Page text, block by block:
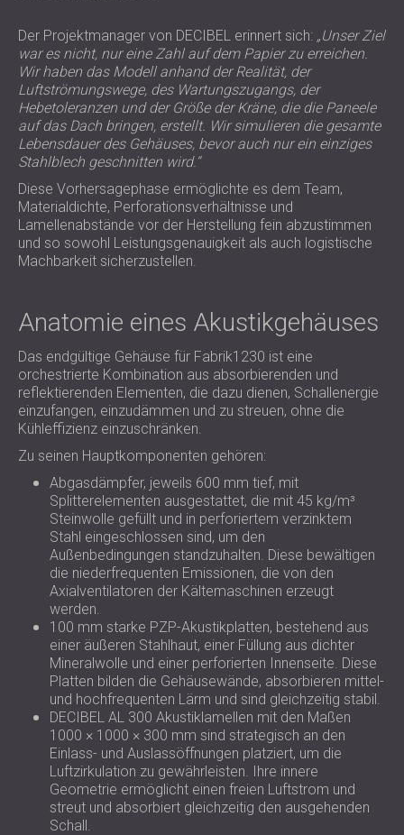
Der Projektmanager von DECIBEL erinnert sich: „Unser Ziel
war es nicht, nur eine Zahl auf dem Papier zu erreichen.
Wir haben das Modell anhand der Realität, der
Luftströmungswege, des Wartungszugangs, der
Hebetoleranzen und der Größe der Kräne, die die Paneele
auf das Dach bringen, erstellt. Wir simulieren die gesamte
Lebensdauer des Gehäuses, bevor auch nur ein einziges
Stahlblech geschnitten wird.“
Diese Vorhersagephase ermöglichte es dem Team,
Materialdichte, Perforationsverhältnisse und
Lamellenabstände vor der Herstellung fein abzustimmen
und so sowohl Leistungsgenauigkeit als auch logistische
Machbarkeit sicherzustellen.
Anatomie eines Akustikgehäuses
Das endgültige Gehäuse für Fabrik1230 ist eine
orchestrierte Kombination aus absorbierenden und
reflektierenden Elementen, die dazu dienen, Schallenergie
einzufangen, einzudämmen und zu streuen, ohne die
Kühleffizienz einzuschränken.
Zu seinen Hauptkomponenten gehören:
Abgasdämpfer, jeweils 600 mm tief, mit
Splitterelementen ausgestattet, die mit 45 kg/m³
Steinwolle gefüllt und in perforiertem verzinktem
Stahl eingeschlossen sind, um den
Außenbedingungen standzuhalten. Diese bewältigen
die niederfrequenten Emissionen, die von den
Axialventilatoren der Kältemaschinen erzeugt
werden.
100 mm starke PZP-Akustikplatten, bestehend aus
einer äußeren Stahlhaut, einer Füllung aus dichter
Mineralwolle und einer perforierten Innenseite. Diese
Platten bilden die Gehäusewände, absorbieren mittel-
und hochfrequenten Lärm und sind gleichzeitig stabil.
DECIBEL AL 300 Akustiklamellen mit den Maßen
1000 × 1000 × 300 mm sind strategisch an den
Einlass- und Auslassöffnungen platziert, um die
Luftzirkulation zu gewährleisten. Ihre innere
Geometrie ermöglicht einen freien Luftstrom und
streut und absorbiert gleichzeitig den ausgehenden
Schall.